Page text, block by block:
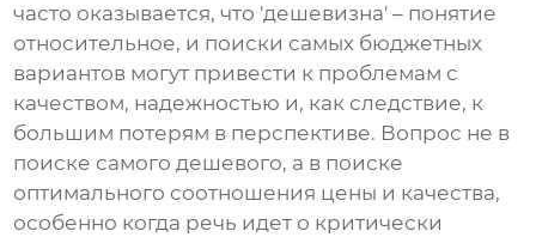
часто оказывается, что 'дешевизна' – понятие
относительное, и поиски самых бюджетных
вариантов могут привести к проблемам с
качеством, надежностью и, как следствие, к
большим потерям в перспективе. Вопрос не в
поиске самого дешевого, а в поиске
оптимального соотношения цены и качества,
особенно когда речь идет о критически